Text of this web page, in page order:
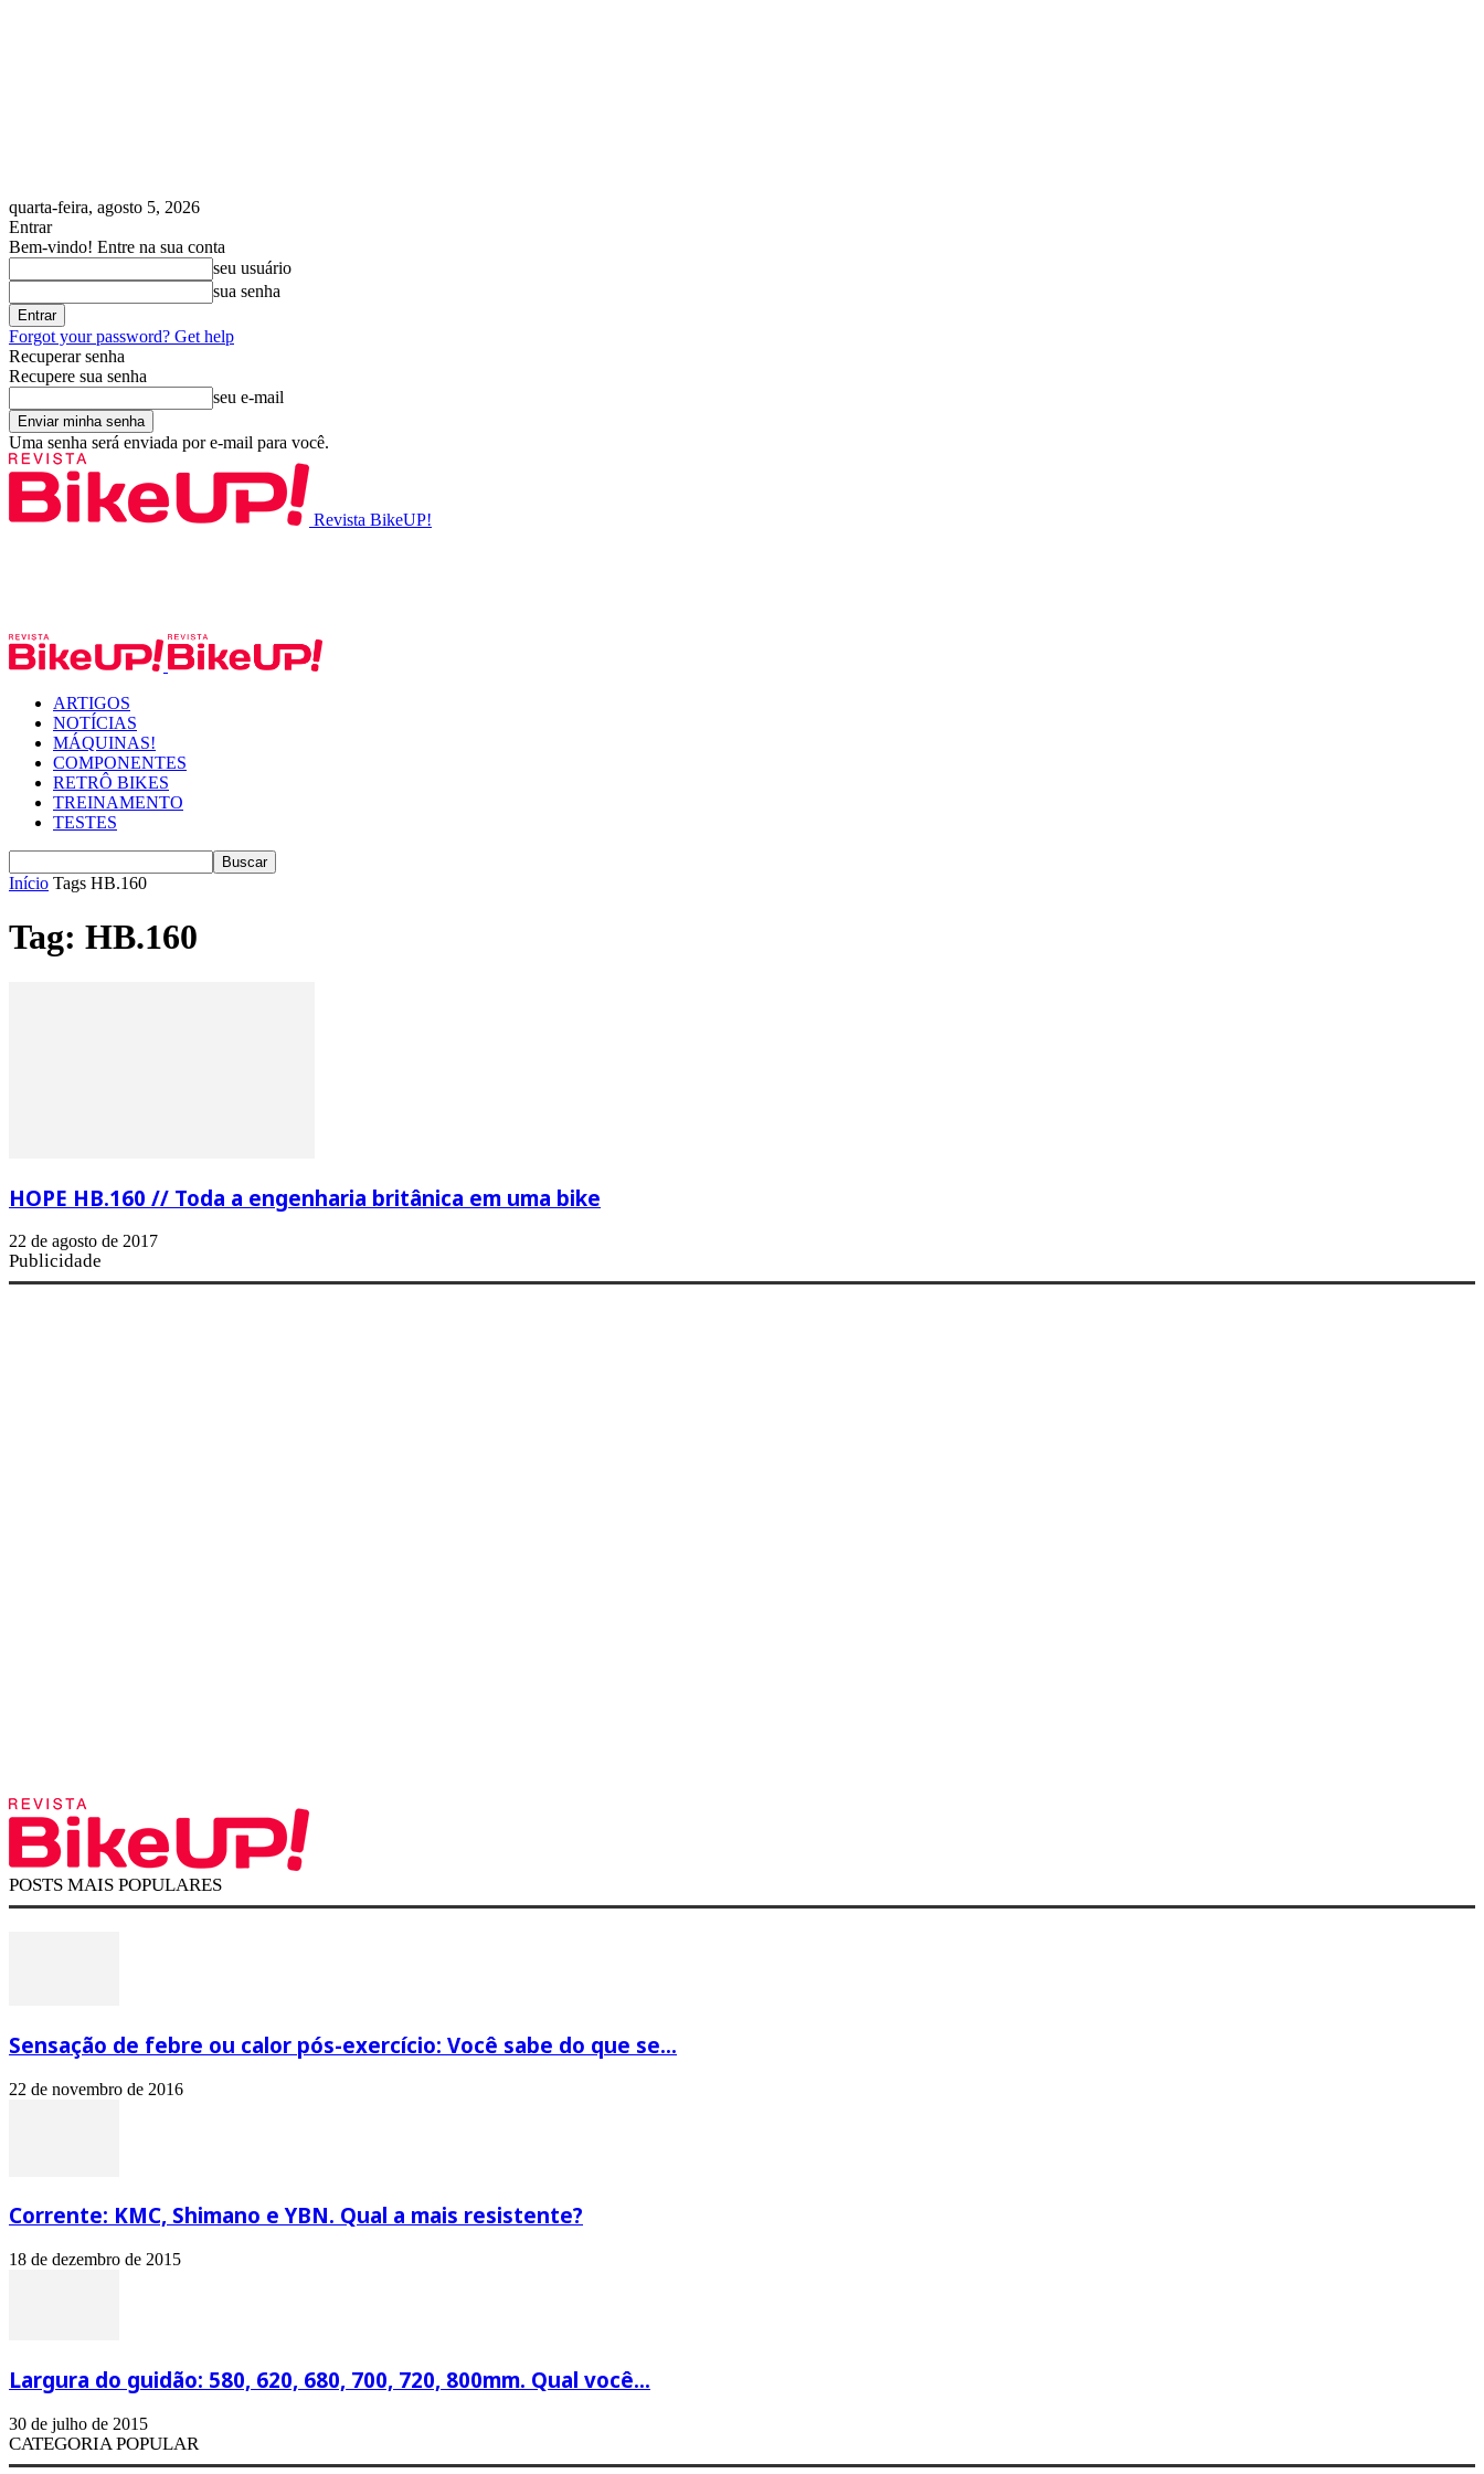
quarta-feira, agosto 5, 2026
Entrar
Bem-vindo! Entre na sua conta
seu usuário
sua senha
Forgot your password? Get help
Recuperar senha
Recupere sua senha
seu e-mail
Uma senha será enviada por e-mail para você.
Revista BikeUP!
ARTIGOS
NOTÍCIAS
MÁQUINAS!
COMPONENTES
RETRÔ BIKES
TREINAMENTO
TESTES
Início Tags HB.160
Tag: HB.160
HOPE HB.160 // Toda a engenharia britânica em uma bike
22 de agosto de 2017
Publicidade
POSTS MAIS POPULARES
Sensação de febre ou calor pós-exercício: Você sabe do que se...
22 de novembro de 2016
Corrente: KMC, Shimano e YBN. Qual a mais resistente?
18 de dezembro de 2015
Largura do guidão: 580, 620, 680, 700, 720, 800mm. Qual você...
30 de julho de 2015
CATEGORIA POPULAR